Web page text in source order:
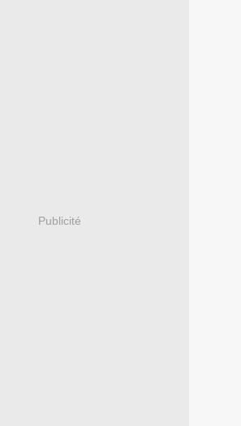
Publicité